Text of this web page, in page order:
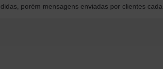
porém mensagens enviadas por clientes